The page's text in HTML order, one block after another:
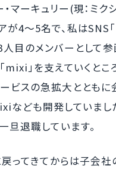
・マーキュリー(現：ミク
が4～5名で、私はSNS
目のメンバーとして参
mixi」を支えていくとこ
ービスの急拡大とともに
なども開発していまし
旦退職しています。
ってきてからは子会